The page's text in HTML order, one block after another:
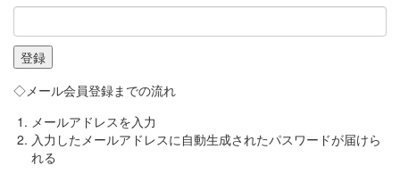
◇メール会員登録までの流れ
メールアドレスを入力
入力したメールアドレスに自動生成されたパスワードが届けら
れる